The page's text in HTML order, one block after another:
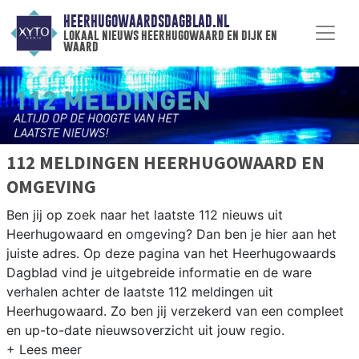
HEERHUGOWAARDSDAGBLAD.NL
lokaal nieuws heerhugowaard en dijk en
waard
112 MELDINGEN HEERHUGOWAARD EN
OMGEVING
Ben jij op zoek naar het laatste 112 nieuws uit
Heerhugowaard en omgeving? Dan ben je hier aan het
juiste adres. Op deze pagina van het Heerhugowaards
Dagblad vind je uitgebreide informatie en de ware
verhalen achter de laatste 112 meldingen uit
Heerhugowaard. Zo ben jij verzekerd van een compleet
en up-to-date nieuwsoverzicht uit jouw regio.